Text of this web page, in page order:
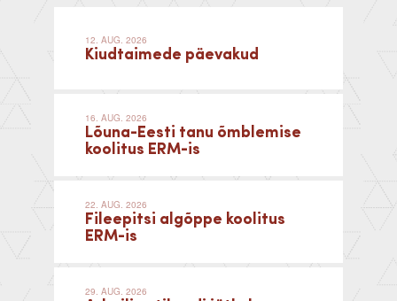
12. AUG. 2026
Kiudtaimede päevakud
16. AUG. 2026
Lõuna-Eesti tanu õmblemise
koolitus ERM-is
22. AUG. 2026
Fileepitsi algõppe koolitus
ERM-is
29. AUG. 2026